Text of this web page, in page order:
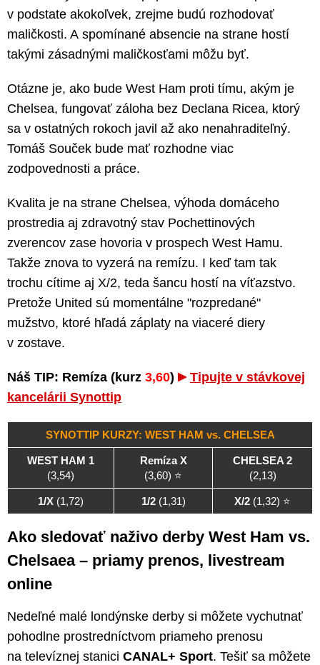
v podstate akokoľvek, zrejme budú rozhodovať
maličkosti. A spomínané absencie na strane hostí
takými zásadnými maličkosťami môžu byť.
Otázne je, ako bude West Ham proti tímu, akým je
Chelsea, fungovať záloha bez Declana Ricea, ktorý
sa v ostatných rokoch javil až ako nenahraditeľný.
Tomáš Souček bude mať rozhodne viac
zodpovednosti a práce.
Kvalita je na strane Chelsea, výhoda domáceho
prostredia aj zdravotný stav Pochettinových
zverencov zase hovoria v prospech West Hamu.
Takže znova to vyzerá na remízu. I keď tam tak
trochu cítime aj X/2, teda šancu hostí na víťazstvo.
Pretože United sú momentálne "rozpredané"
mužstvo, ktoré hľadá záplaty na viaceré diery
v zostave.
Náš TIP: Remíza (kurz 3,60)
Tipujte v stávkovej
kancelárii Synottip
SYNOTTIP KURZY: WEST HAM vs. CHELSEA
WEST HAM 1
(3,54)
Remíza X
(3,60) ⭐
CHELSEA 2
(2,13)
1/X (1,72) 1/2(1,31) X/2 (1,32) ⭐
Ako sledovať naživo derby West Ham vs.
Chelsaea – priamy prenos, livestream
online
Nedeľné malé londýnske derby si môžete vychutnať
pohodlne prostredníctvom priameho prenosu
na televíznej stanici CANAL+ Sport. Tešiť sa môžete